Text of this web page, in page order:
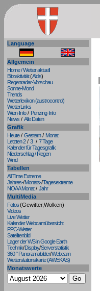
Language
Allgemein
Home / Wetter aktuell
Blitzaktivität(Aldis)
Regenradar-Vorschau
Sonne-Mond
Trends
Wetterlexikon (austrocontrol)
WetterLinks
Wien-Info/ Penzing-Info
News /Alle Daten
Grafik
Heute/Gestern/ Monat
Letzten 2/3/7 Tage
Kalender für Tagesgrafik
Niederschlag / Regen
Wind
Tabellen
All Time Extreme
Jahres-/Monats-/Tagesextreme
NOAA Monat/Jahr
MultiMedia
Fotos(Gewitter,Wolken)
Videos
Live Wetter
Kalender Webcamübersicht
PPC-Wetter
Satellitenbild
Lager der WS in Google Earth
Technik/Display/Serverstatistik
360 ° Panoramabilder/Webcam
Wetterstationskarte (AWEKAS)
Monatswerte